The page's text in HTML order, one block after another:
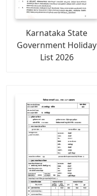
Karnataka State
Government Holiday
List 2026